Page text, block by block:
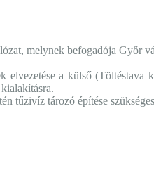
melynek befogadója Győr
a külső (Töltéstava
tűzivíz tározó építése